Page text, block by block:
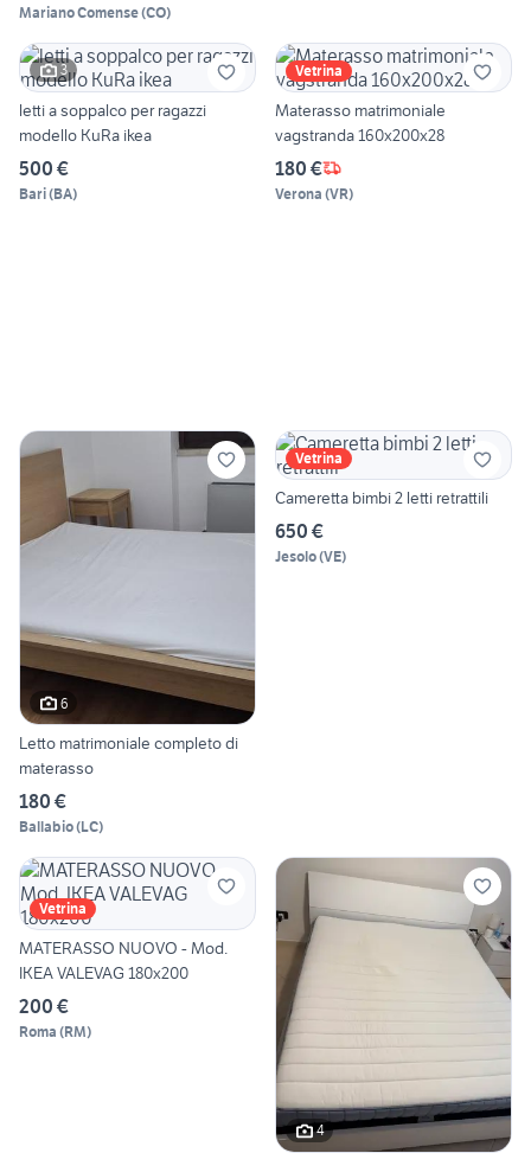
Mariano Comense(CO)
3
letti a soppalco per ragazzi
modello KuRa ikea
500 €
Bari(BA)
Vetrina
Materasso matrimoniale
vagstranda 160x200x28
180 €
Verona (VR)
6
Letto matrimoniale completo di
materasso
180 €
Ballabio(LC)
Vetrina
Cameretta bimbi 2 letti retrattili
650 €
Jesolo(VE)
Vetrina
MATERASSO NUOVO - Mod.
IKEA VALEVAG 180x200
200 €
Roma (RM)
4